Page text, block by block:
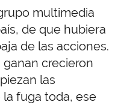
multimedia
de que hubiera
de las acciones.
crecieron
las
fuga toda, ese